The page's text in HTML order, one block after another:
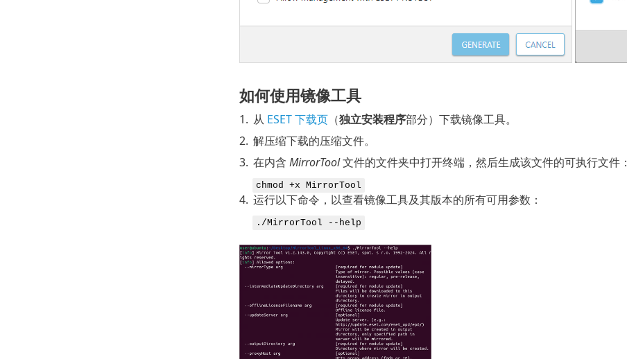
如何使用镜像工具
1. 从 ESET 下载页（独立安装程序部分）下载镜像工具。
2. 解压缩下载的压缩文件。
3. 在内含 MirrorTool文件的文件夹中打开终端，然后生成该文件的可执行文件：
chmod +x MirrorTool
4. 运行以下命令，以查看镜像工具及其版本的所有可用参数：
./MirrorTool --help